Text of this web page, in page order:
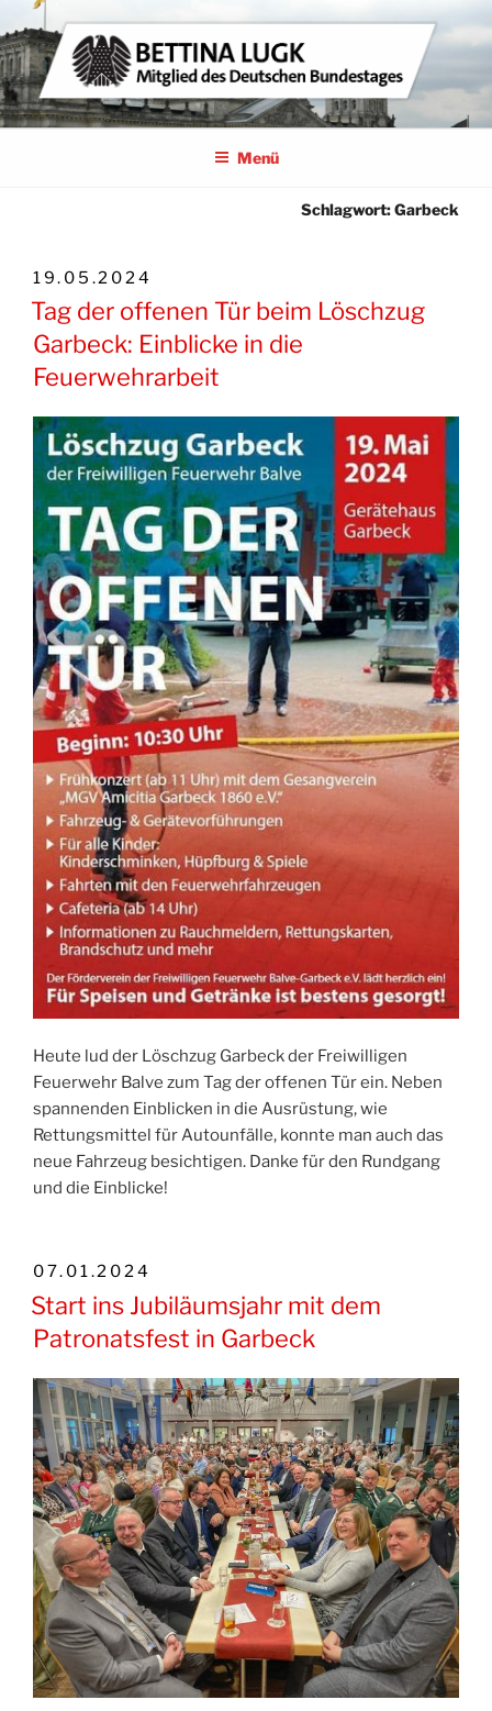
Zum
Inhalt
springen
BETTINA LUGK
MITGLIED DES DEUTSCHEN BUNDESTAGES
Menü
Schlagwort:Garbeck
VERÖFFENTLICHT
AM
19.05.2024
Tag der offenen Tür beim Löschzug
Garbeck: Einblicke in die
Feuerwehrarbeit
Heute lud der Löschzug Garbeck der Freiwilligen
Feuerwehr Balve zum Tag der offenen Tür ein. Neben
spannenden Einblicken in die Ausrüstung, wie
Rettungsmittel für Autounfälle, konnte man auch das
neue Fahrzeug besichtigen. Danke für den Rundgang
und die Einblicke!
VERÖFFENTLICHT
AM
07.01.2024
Start ins Jubiläumsjahr mit dem
Patronatsfest in Garbeck